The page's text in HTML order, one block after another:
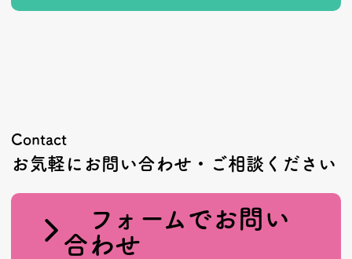
Contact
お気軽にお問い合わせ・ご相談ください
フォームでお問い
合わせ